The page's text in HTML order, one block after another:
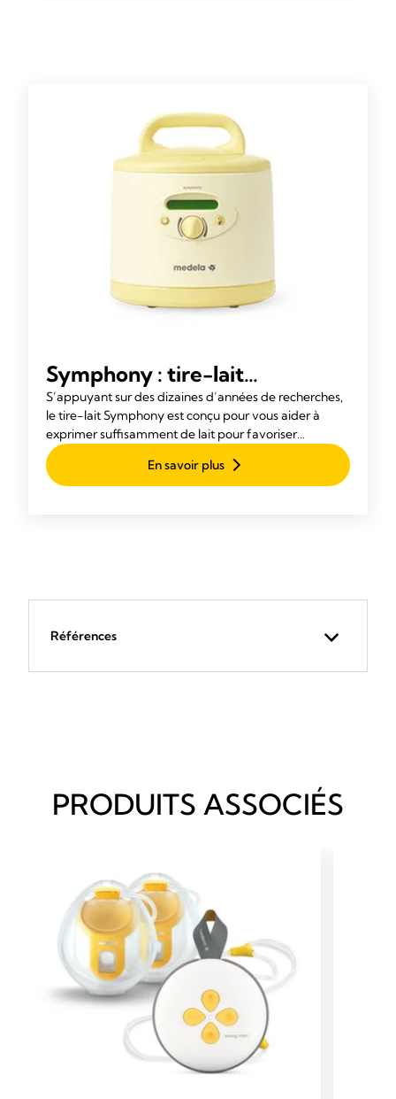
Symphony : tire-lait
hospitalier et de location
permettant de stimuler,
d’amplifier et de maintenir
une bonne production de lait
S’appuyant sur des dizaines d’années de recherches,
le tire-lait Symphony est conçu pour vous aider à
exprimer suffisamment de lait pour favoriser
l’allaitement de votre bébé.
En savoir plus
Références
PRODUITS ASSOCIÉS